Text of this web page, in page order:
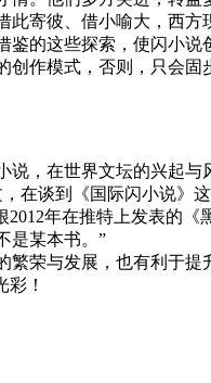
此寄彼、借小喻大，西
的这些探索，使闪小说
作模式，否则，只会固
，在世界文坛的兴起与
谈到《国际闪小说》
年在推特上发表的
是某本书。”
与发展，也有利于提
！